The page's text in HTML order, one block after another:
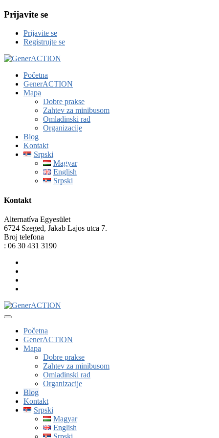
Prijavite se
Prijavite se
Registrujte se
Početna
GenerACTION
Mapa
Dobre prakse
Zahtev za minibusom
Omladinski rad
Organizacije
Blog
Kontakt
Srpski
Magyar
English
Srpski
Kontakt
Alternatíva Egyesület
6724 Szeged, Jakab Lajos utca 7.
Broj telefona
: 06 30 431 3190
Početna
GenerACTION
Mapa
Dobre prakse
Zahtev za minibusom
Omladinski rad
Organizacije
Blog
Kontakt
Srpski
Magyar
English
Srpski